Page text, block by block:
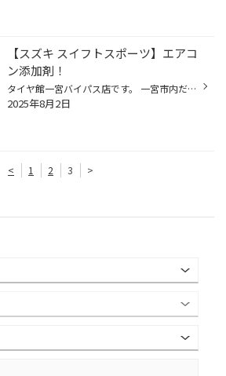
【スズキ スイフトスポーツ】エアコ
ン添加剤！
タイヤ館一宮バイパス店です。 一宮市内だけでなく 江南市・北名古屋市・岩倉市・羽島市などからもご来店頂きまして ありがとうございます！ 【タイヤ館一宮アクセスMAP】↓ 店舗情報 タイヤ館アプリダウンロードでお得にタイヤGET 詳しくはこちら 本日は、夏場お馴染みエアコン添加剤の作業ですよ〜...
2025年8月2日
< 1 2 3 >